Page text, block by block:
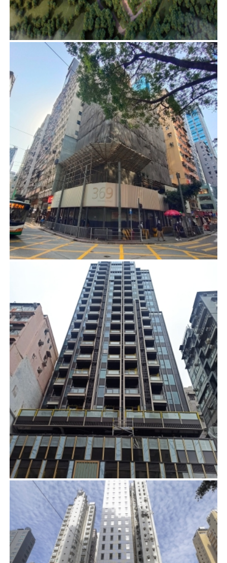
國家商務部尼泊爾援建項目
建築顧問 首頁
軒尼詩道369號
項目管理
鴨寮街89-95號
項目管理